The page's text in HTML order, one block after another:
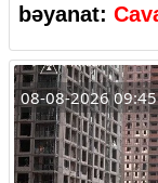
bəyanat:
08-08-2026 09:45